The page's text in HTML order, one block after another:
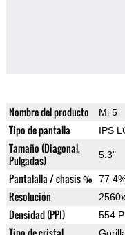
Nombre del producto Mi 5
Tipo de pantalla IPS
Tamaño (Diagonal,
Pulgadas)
5.3"
Pantalalla / chasis %
Resolución
Densidad (PPI) 554